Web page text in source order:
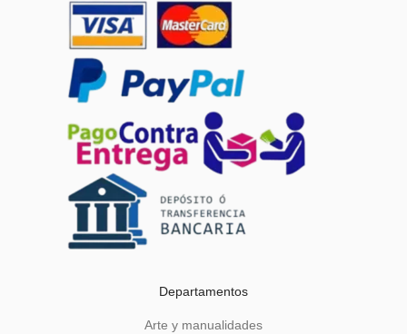
Departamentos
Arte y manualidades